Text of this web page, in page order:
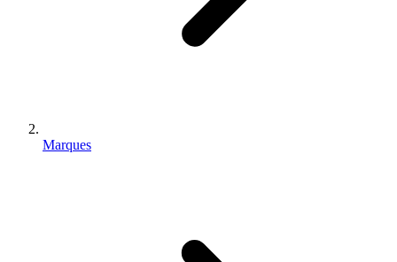
Marques